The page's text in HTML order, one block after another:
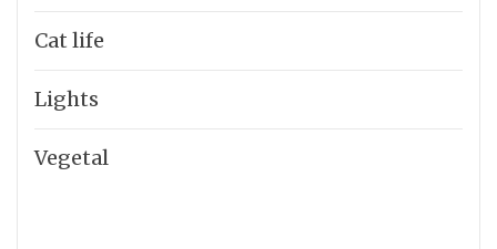
Cat life
Lights
Vegetal